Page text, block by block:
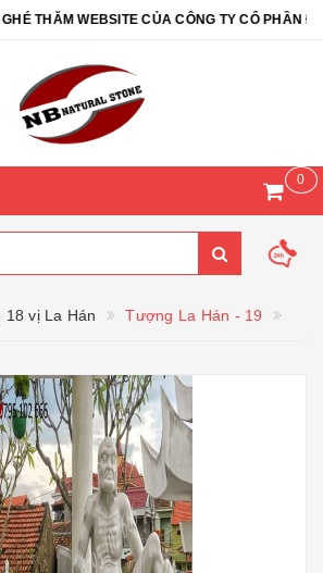
THĂM WEBSITE CỦA CÔNG TY CỔ PHẦN ĐÁ
0
18 vị La Hán Tượng La Hán - 19